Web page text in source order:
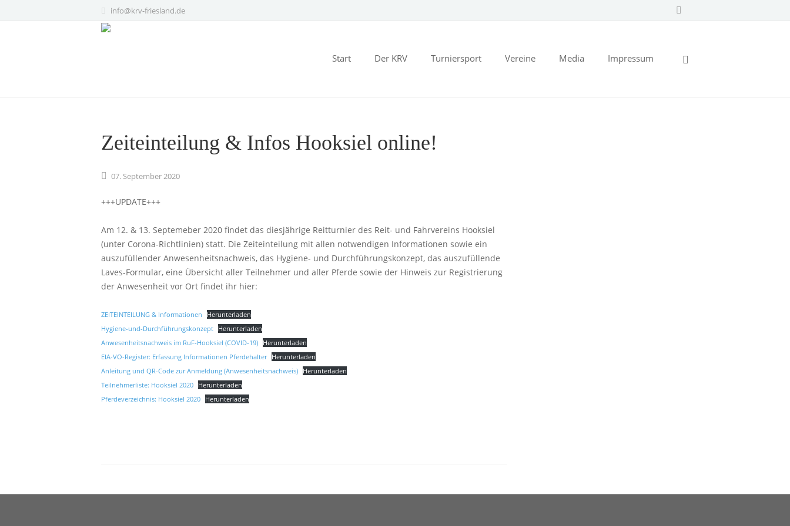
info@krv-friesland.de
Start Der KRV Turniersport Vereine Media Impressum
Zeiteinteilung & Infos Hooksiel online!
07. September2020
+++UPDATE+++
Am 12. & 13. Septemeber 2020 findet das diesjährige Reitturnier des Reit- und Fahrvereins Hooksiel
(unter Corona-Richtlinien) statt. Die Zeiteinteilung mit allen notwendigen Informationen sowie ein
auszufüllender Anwesenheitsnachweis, das Hygiene- und Durchführungskonzept, das auszufüllende
Laves-Formular, eine Übersicht aller Teilnehmer und aller Pferde sowie der Hinweis zur Registrierung
der Anwesenheit vor Ort findet ihr hier:
ZEITEINTEILUNG & Informationen
Herunterladen
Hygiene-und-Durchführungskonzept Herunterladen
Anwesenheitsnachweis im RuF-Hooksiel (COVID-19) Herunterladen
EIA-VO-Register: Erfassung Informationen Pferdehalter Herunterladen
Anleitung und QR-Code zur Anmeldung (Anwesenheitsnachweis) Herunterladen
Teilnehmerliste: Hooksiel 2020 Herunterladen
Pferdeverzeichnis: Hooksiel 2020 Herunterladen